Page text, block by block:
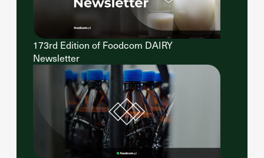
173rd Edition of Foodcom DAIRY
Newsletter